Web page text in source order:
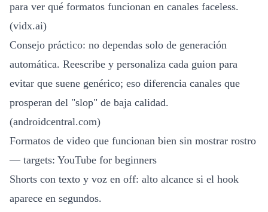
para ver qué formatos funcionan en canales faceless.
(vidx.ai)
Consejo práctico: no dependas solo de generación
automática. Reescribe y personaliza cada guion para
evitar que suene genérico; eso diferencia canales que
prosperan del "slop" de baja calidad.
(androidcentral.com)
Formatos de video que funcionan bien sin mostrar rostro
— targets: YouTube for beginners
Shorts con texto y voz en off: alto alcance si el hook
aparece en segundos.